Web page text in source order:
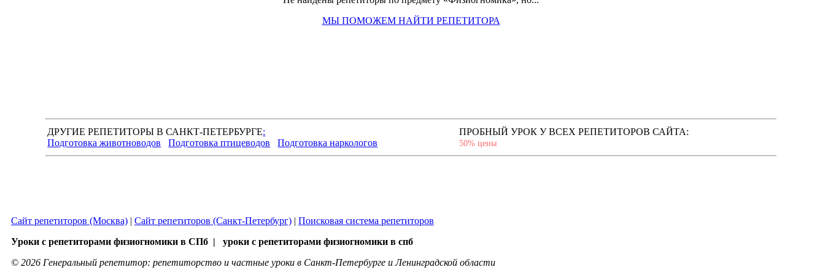
МЫ ПОМОЖЕМ НАЙТИ РЕПЕТИТОРА
ДРУГИЕ РЕПЕТИТОРЫ В САНКТ-ПЕТЕРБУРГЕ:
Подготовка животноводов
Подготовка птицеводов Подготовка наркологов
ПРОБНЫЙ УРОК У ВСЕХ РЕПЕТИТОРОВ САЙТА:
50% цены
Сайт репетиторов (Москва) | Сайт репетиторов (Санкт-Петербург) | Поисковая система репетиторов
Уроки с репетиторами физиогномики в СПб | уроки с репетиторами физиогномики в спб
© 2026 Генеральный репетитор: репетиторство и частные уроки в Санкт-Петербурге и Ленинградской области